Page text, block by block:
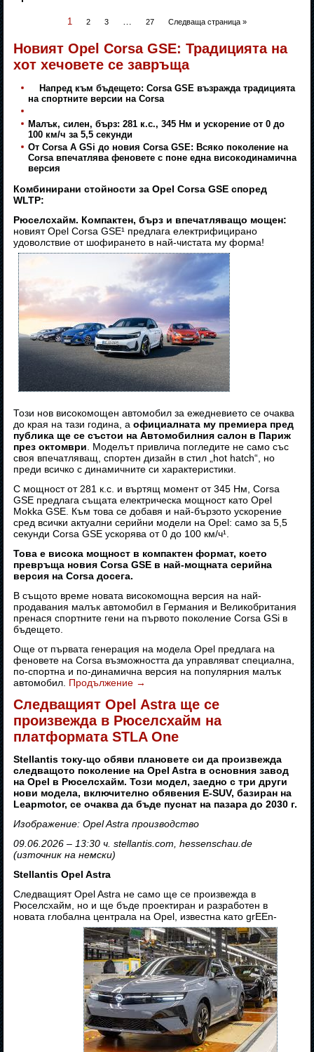
1 2 3 … 27 Следваща страница »
Новият Opel Corsa GSE: Традицията на
хот хечовете се завръща
Напред към бъдещето: Corsa GSE възражда традицията
на спортните версии на Corsa
Малък, силен, бърз: 281 к.с., 345 Нм и ускорение от 0 до
100 км/ч за 5,5 секунди
От Corsa A GSi до новия Corsa GSE: Всяко поколение на
Corsa впечатлява феновете с поне една високодинамична
версия
Комбинирани стойности за Opel Corsa GSE според
WLTP:
Рюселсхайм. Компактен, бърз и впечатляващо мощен:
новият Opel Corsa GSE¹ предлага електрифицирано
удоволствие от шофирането в най-чистата му форма!
Този нов високомощен автомобил за ежедневието се очаква
до края на тази година, аофициалната му премиера пред
публика ще се състои на Автомобилния салон в Париж
през октомври. Моделът привлича погледите не само със
своя впечатляващ, спортен дизайн в стил „hot hatch“, но
преди всичко с динамичните си характеристики.
С мощност от 281 к.с. и въртящ момент от 345 Нм, Corsa
GSE предлага същата електрическа мощност като Opel
Mokka GSE. Към това се добавя и най-бързото ускорение
сред всички актуални серийни модели на Opel: само за 5,5
секунди Corsa GSE ускорява от 0 до 100 км/ч¹.
Това е висока мощност в компактен формат, което
превръща новия Corsa GSE в най-мощната серийна
версия на Corsa досега.
В същото време новата високомощна версия на най-
продавания малък автомобил в Германия и Великобритания
пренася спортните гени на първото поколение Corsa GSi в
бъдещето.
Още от първата генерация на модела Opel предлага на
феновете на Corsa възможността да управляват специална,
по-спортна и по-динамична версия на популярния малък
автомобил. Продължение →
Следващият Opel Astra ще се
произвежда в Рюселсхайм на
платформата STLA One
Stellantis току-що обяви плановете си да произвежда
следващото поколение на Opel Astra в основния завод
на Opel в Рюселсхайм. Този модел, заедно с три други
нови модела, включително обявения E-SUV, базиран на
Leapmotor, се очаква да бъде пуснат на пазара до 2030 г.
Изображение: Opel Astra производство
09.06.2026 – 13:30 ч. stellantis.com, hessenschau.de
(източник на немски)
Stellantis Opel Astra
Следващият Opel Astra не само ще се произвежда в
Рюселсхайм, но и ще бъде проектиран и разработен в
новата глобална централа на Opel, известна като grEEn-